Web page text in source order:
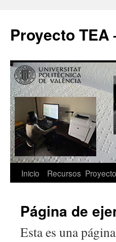
Proyecto TEA
Inicio Recursos Proyecto
Página de
Esta es una